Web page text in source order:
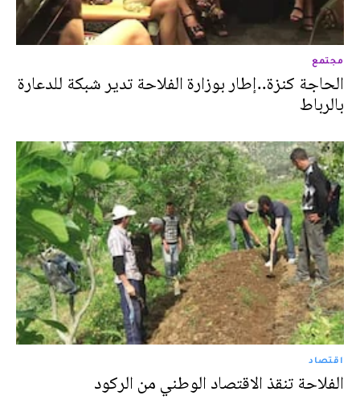
مجتمع
الحاجة كنزة..إطار بوزارة الفلاحة تدير شبكة للدعارة
بالرباط
اقتصاد
الفلاحة تنقذ الاقتصاد الوطني من الركود